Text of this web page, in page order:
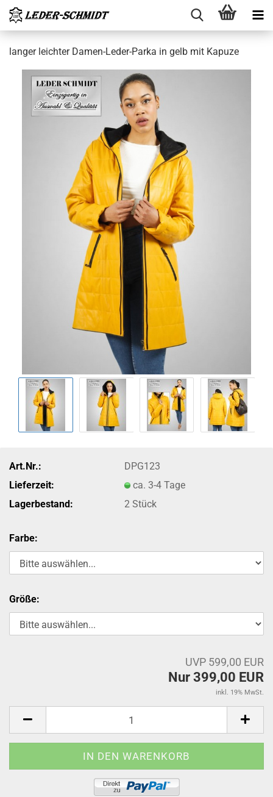
lan­ger leich­ter Damen-​Leder-Parka in gelb mit Ka­pu­ze
Art.Nr.:
DPG123
Lieferzeit:
ca. 3-4 Tage
Lagerbestand:
2Stück
Farbe:
Größe:
UVP 599,00 EUR
Nur 399,00 EUR
inkl. 19% MwSt.